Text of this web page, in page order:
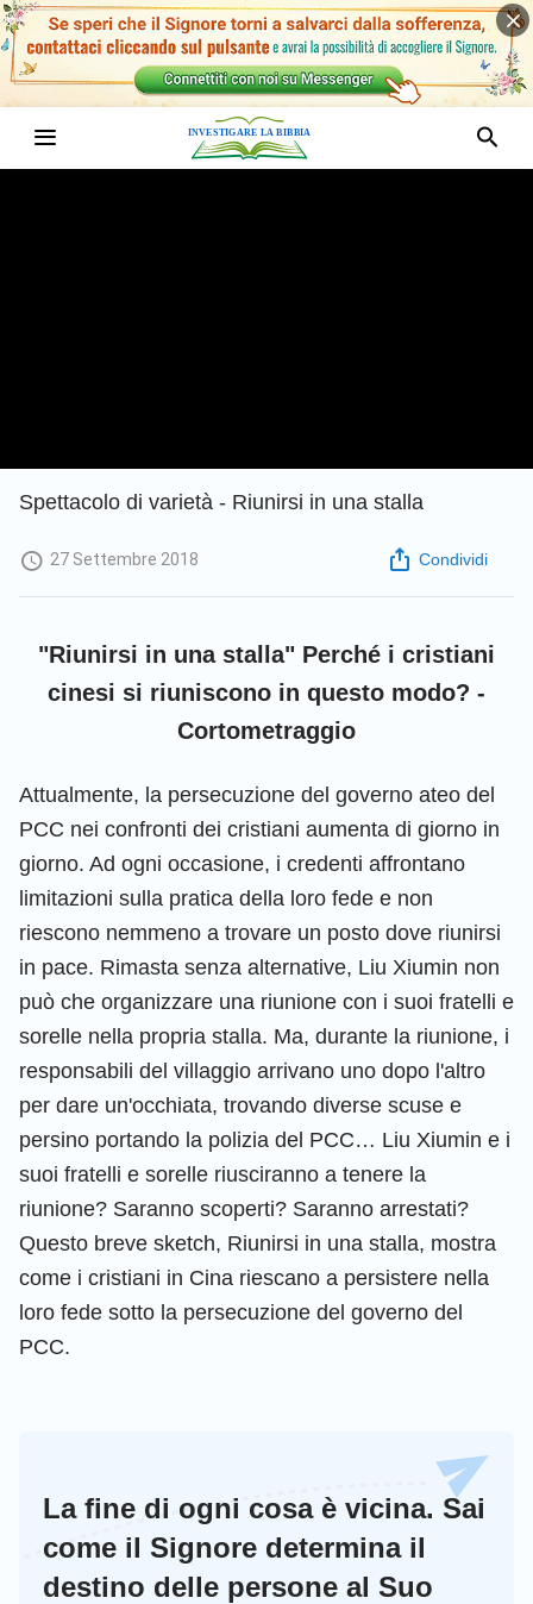
Spettacolo di varietà - Riunirsi in una stalla
27 Settembre 2018 Condividi
"Riunirsi in una stalla" Perché i cristiani
cinesi si riuniscono in questo modo? -
Cortometraggio
Attualmente, la persecuzione del governo ateo del
PCC nei confronti dei cristiani aumenta di giorno in
giorno. Ad ogni occasione, i credenti affrontano
limitazioni sulla pratica della loro fede e non
riescono nemmeno a trovare un posto dove riunirsi
in pace. Rimasta senza alternative, Liu Xiumin non
può che organizzare una riunione con i suoi fratelli e
sorelle nella propria stalla. Ma, durante la riunione, i
responsabili del villaggio arrivano uno dopo l'altro
per dare un'occhiata, trovando diverse scuse e
persino portando la polizia del PCC… Liu Xiumin e i
suoi fratelli e sorelle riusciranno a tenere la
riunione? Saranno scoperti? Saranno arrestati?
Questo breve sketch, Riunirsi in una stalla, mostra
come i cristiani in Cina riescano a persistere nella
loro fede sotto la persecuzione del governo del
PCC.
La fine di ogni cosa è vicina. Sai
come il Signore determina il
destino delle persone al Suo